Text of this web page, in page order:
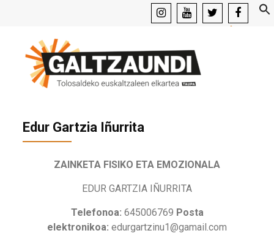
facebook
Edur Gartzia Iñurrita
ZAINKETA FISIKO ETA EMOZIONALA
EDUR GARTZIA IÑURRITA
Telefonoa: 645006769 Posta
elektronikoa: edurgartzinu1@gamail.com